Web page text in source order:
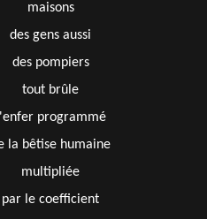
maisons
des gens aussi
des pompiers
tout brûle
programmé
la bêtise humaine
multipliée
par le coefficient